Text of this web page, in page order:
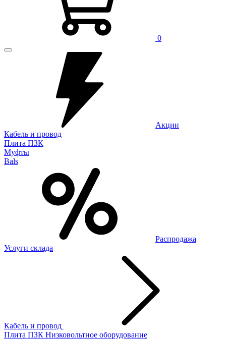
0
Акции
Кабель и провод
Плита ПЗК
Муфты
Bals
Распродажа
Услуги склада
Кабель и провод
Плита ПЗК Низковольтное оборудование